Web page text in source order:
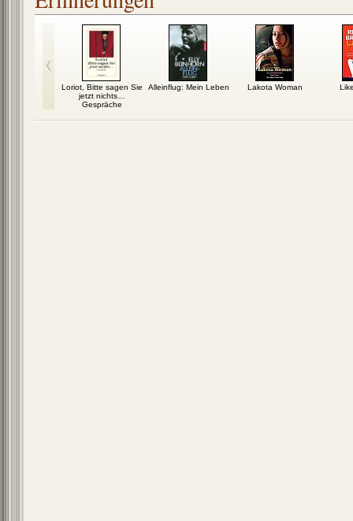
Loriot, Bitte sagen Sie
jetzt nichts…
Gespräche
Alleinflug: Mein Leben Lakota Woman